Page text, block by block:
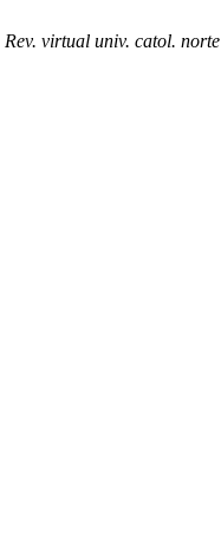
Rev. virtual univ. catol. norte